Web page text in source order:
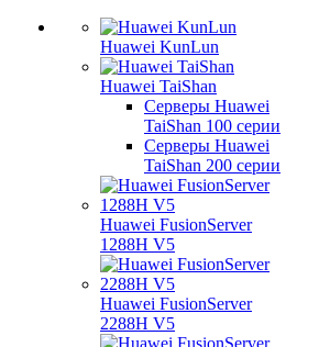
Huawei KunLun
Huawei TaiShan
Серверы Huawei
TaiShan 100 серии
Серверы Huawei
TaiShan 200 серии
Huawei FusionServer
1288H V5
Huawei FusionServer
2288H V5